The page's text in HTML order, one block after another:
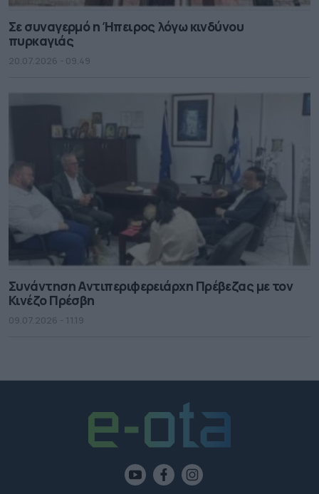
Σε συναγερμό η Ήπειρος λόγω κινδύνου
πυρκαγιάς
20.07.2026 - 09.49
Συνάντηση Αντιπεριφερειάρχη Πρέβεζας με τον
Κινέζο Πρέσβη
09.07.2026 - 11.19